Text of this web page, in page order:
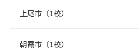
上尾市（1校）
朝霞市（1校）